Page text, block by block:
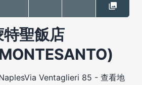
聖飯店
Ventaglieri 85 - 查看地